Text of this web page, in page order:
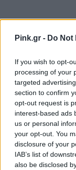
Pink.gr - Do
If you wish to opt-
processing of your
targeted
section to confirm
opt-out request is
interest-based ads
us or personal
your opt-out. You
disclosure of your
IAB’s list of
also be disclosed
μάθετε πρώτοι